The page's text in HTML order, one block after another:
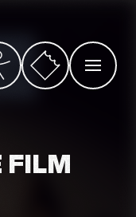
Vers la billetterie
OUVRIR
FILM